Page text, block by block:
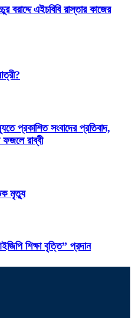
বরাদ্দে এইচবিবি রাস্তার কাজের
প্রকাশিত সংবাদের প্রতিবাদ,
রাব্বী
মৃত্যু
শিক্ষা বৃত্তি” প্রদান